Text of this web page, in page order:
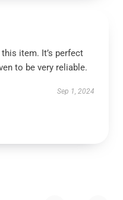
item. It’s perfect
to be very reliable.
Sep 1, 2024